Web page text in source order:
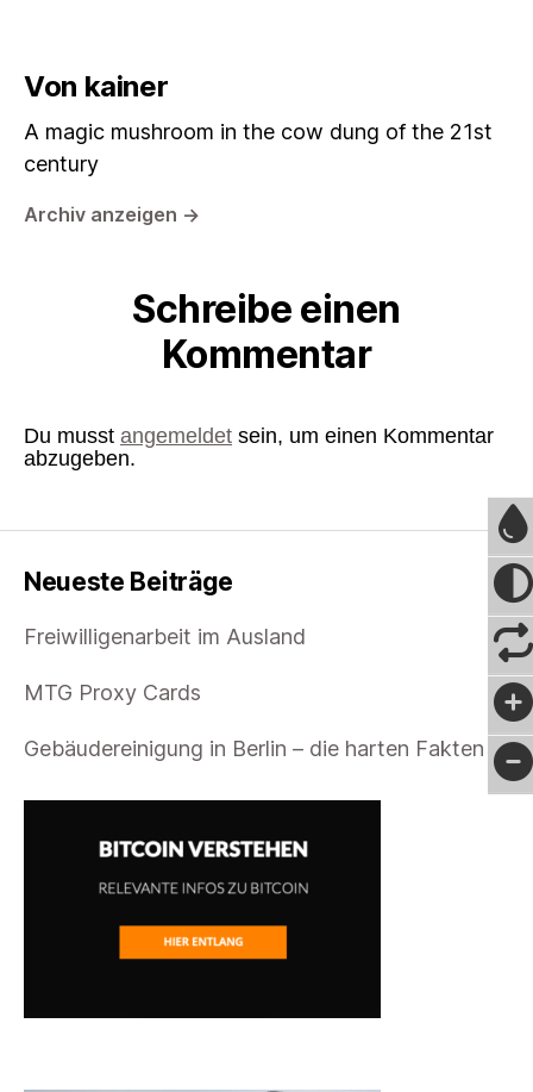
Von kainer
A magic mushroom in the cow dung of the 21st
century
Archiv anzeigen →
Schreibe einen
Kommentar
Du musst angemeldet sein, um einen Kommentar
abzugeben.
Neueste Beiträge
Freiwilligenarbeit im Ausland
MTG Proxy Cards
Gebäudereinigung in Berlin – die harten Fakten